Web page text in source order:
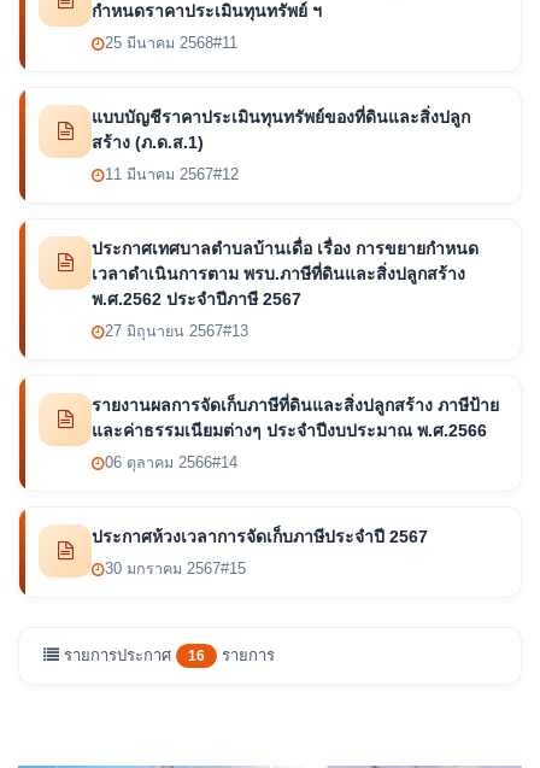
กำหนดราคาประเมินทุนทรัพย์ ฯ
25 มีนาคม 2568#11
แบบบัญชีราคาประเมินทุนทรัพย์ของที่ดินและสิ่งปลูก
สร้าง (ภ.ด.ส.1)
11 มีนาคม 2567#12
ประกาศเทศบาลตำบลบ้านเดื่อ เรื่อง การขยายกำหนด
เวลาดำเนินการตาม พรบ.ภาษีที่ดินและสิ่งปลูกสร้าง
พ.ศ.2562 ประจำปีภาษี 2567
27 มิถุนายน 2567#13
รายงานผลการจัดเก็บภาษีที่ดินและสิ่งปลูกสร้าง ภาษีป้าย
และค่าธรรมเนียมต่างๆ ประจำปีงบประมาณ พ.ศ.2566
06 ตุลาคม 2566#14
ประกาศห้วงเวลาการจัดเก็บภาษีประจำปี 2567
30 มกราคม 2567#15
รายการประกาศ 16 รายการ